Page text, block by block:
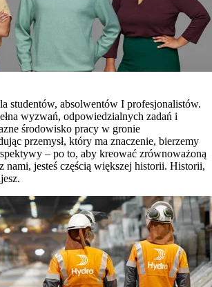
studentów, absolwentów I profesjonalistów.
wyzwań, odpowiedzialnych zadań i
środowisko pracy w gronie
przemysł, który ma znaczenie, bierzemy
– po to, aby kreować zrównoważoną
nami, jesteś częścią większej historii. Historii,